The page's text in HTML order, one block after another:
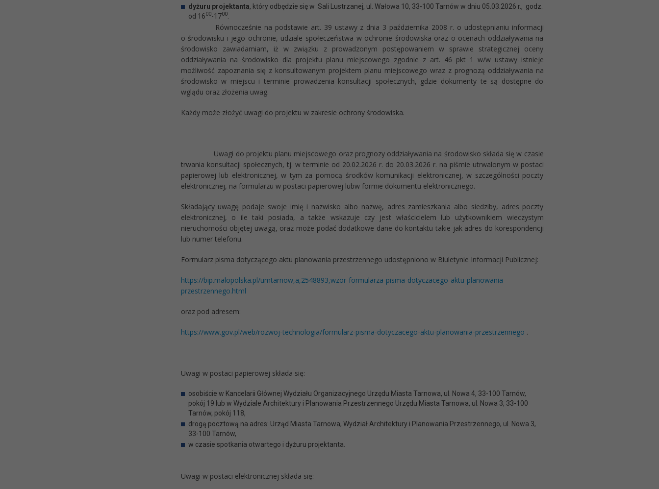
dyżuru projektanta, który odbędzie się w Sali Lustrzanej, ul. Wałowa 10, 33-100 Tarnów w dniu 05.03.2026 r., godz.
od 1600-1700.
Równocześnie na podstawie art. 39 ustawy z dnia 3 października 2008 r. o udostępnianiu informacji
o środowisku i jego ochronie, udziale społeczeństwa w ochronie środowiska oraz o ocenach oddziaływania na
środowisko zawiadamiam, iż w związku z prowadzonym postępowaniem w sprawie strategicznej oceny
oddziaływania na środowisko dla projektu planu miejscowego zgodnie z art. 46 pkt 1 w/w ustawy istnieje
możliwość zapoznania się z konsultowanym projektem planu miejscowego wraz z prognozą oddziaływania na
środowisko w miejscu i terminie prowadzenia konsultacji społecznych, gdzie dokumenty te są dostępne do
wglądu oraz złożenia uwag.
Każdy może złożyć uwagi do projektu w zakresie ochrony środowiska.
Uwagi do projektu planu miejscowego oraz prognozy oddziaływania na środowisko składa się w czasie
trwania konsultacji społecznych, tj. w terminie od 20.02.2026 r. do 20.03.2026 r. na piśmie utrwalonym w postaci
papierowej lub elektronicznej, w tym za pomocą środków komunikacji elektronicznej, w szczególności poczty
elektronicznej, na formularzu w postaci papierowej lubw formie dokumentu elektronicznego.
Składający uwagę podaje swoje imię i nazwisko albo nazwę, adres zamieszkania albo siedziby, adres poczty
elektronicznej, o ile taki posiada, a także wskazuje czy jest właścicielem lub użytkownikiem wieczystym
nieruchomości objętej uwagą, oraz może podać dodatkowe dane do kontaktu takie jak adres do korespondencji
lub numer telefonu.
Formularz pisma dotyczącego aktu planowania przestrzennego udostępniono w Biuletynie Informacji Publicznej:
https://bip.malopolska.pl/umtarnow,a,2548893,wzor-formularza-pisma-dotyczacego-aktu-planowania-
przestrzennego.html
oraz pod adresem:
https://www.gov.pl/web/rozwoj-technologia/formularz-pisma-dotyczacego-aktu-planowania-przestrzennego .
Uwagi w postaci papierowej składa się:
osobiście w Kancelarii Głównej Wydziału Organizacyjnego Urzędu Miasta Tarnowa, ul. Nowa 4, 33-100 Tarnów,
pokój 19 lub w Wydziale Architektury i Planowania Przestrzennego Urzędu Miasta Tarnowa, ul. Nowa 3, 33-100
Tarnów, pokój 118,
drogą pocztową na adres: Urząd Miasta Tarnowa, Wydział Architektury i Planowania Przestrzennego, ul. Nowa 3,
33-100 Tarnów,
w czasie spotkania otwartego i dyżuru projektanta.
Uwagi w postaci elektronicznej składa się: